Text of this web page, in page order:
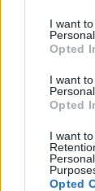
I want
Opted
I want
Opted
I want
Opted